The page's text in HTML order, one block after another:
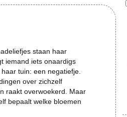
staan haar
iemand iets onaardigs
tuin: een negatiefje.
over zichzelf
raakt overwoekerd. Maar
bepaalt welke bloemen